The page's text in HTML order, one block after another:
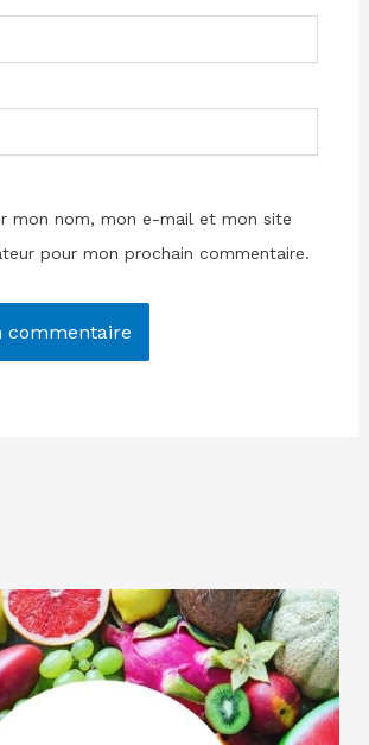
mon nom, mon e-mail et mon site
pour mon prochain commentaire.